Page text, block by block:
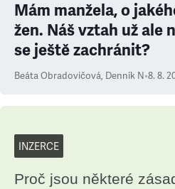
Mám manžela, o
žen. Náš vztah už ale
se ještě zachránit?
Beáta Obradovičová, Denník N•8. 8.
INZERCE
Proč jsou některé